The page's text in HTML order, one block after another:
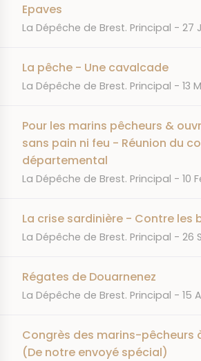
Epaves
JOURNAL
La Dépêche de Brest. Principal 27
La pêche - Une cavalcade
JOURNAL
La Dépêche de Brest. Principal 13
Pour les marins pêcheurs &
sans pain ni feu - Réunion du
départemental
JOURNAL
La Dépêche de Brest. Principal 10
La crise sardinière - Contre les
JOURNAL
La Dépêche de Brest. Principal 26
Régates de Douarnenez
JOURNAL
La Dépêche de Brest. Principal 15
Congrès des marins-pêcheurs
(De notre envoyé spécial)